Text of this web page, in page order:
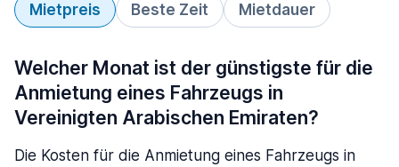
Mietpreis Beste Zeit Mietdauer
Welcher Monat ist der günstigste für die
Anmietung eines Fahrzeugs in
Vereinigten Arabischen Emiraten?
Die Kosten für die Anmietung eines Fahrzeugs in